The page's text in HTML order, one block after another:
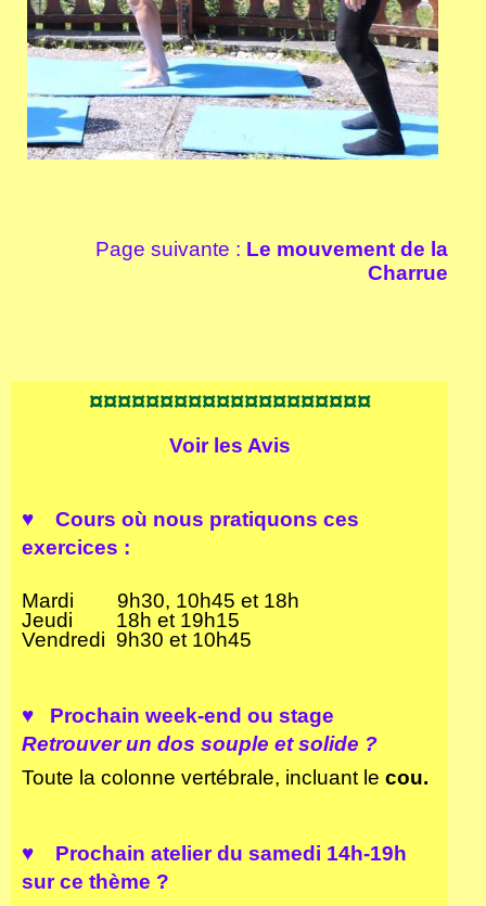
Page suivante : Le mouvement de la
Charrue
¤¤¤¤¤¤¤¤¤¤¤¤¤¤¤¤¤¤¤¤
Voir les Avis
♥ Cours où nous pratiquons ces
exercices :
Mardi 9h30, 10h45 et 18h
Jeudi 18h et 19h15
Vendredi 9h30 et 10h45
♥ Prochain week-end ou stage
Retrouver un dos souple et solide ?
Toute la colonne vertébrale, incluant le cou.
♥ Prochain atelierdu samedi 14h-19h
sur ce thème ?